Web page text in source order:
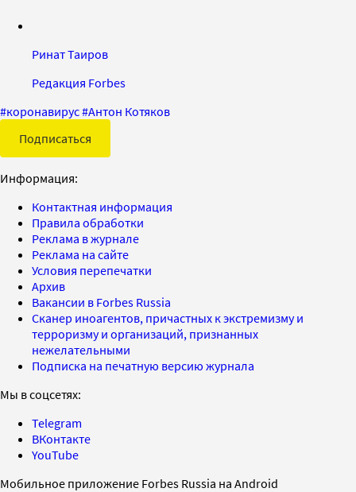
Ринат Таиров
Редакция Forbes
#коронавирус#Антон Котяков
Подписаться
Информация:
Контактная информация
Правила обработки
Реклама в журнале
Реклама на сайте
Условия перепечатки
Архив
Вакансии в Forbes Russia
Сканер иноагентов, причастных к экстремизму и
терроризму и организаций, признанных
нежелательными
Подписка на печатную версию журнала
Мы в соцсетях:
Telegram
ВКонтакте
YouTube
Мобильное приложение Forbes Russia на Android